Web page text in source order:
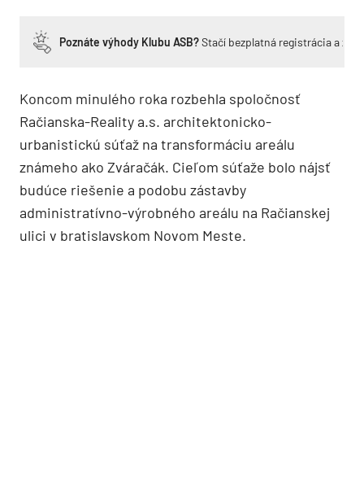
Poznáte výhody Klubu ASB?Stačí bezplatná registrácia a
Koncom minulého roka rozbehla spoločnosť
Račianska-Reality a.s. architektonicko-
urbanistickú súťaž na transformáciu areálu
známeho ako Zváračák. Cieľom súťaže bolo nájsť
budúce riešenie a podobu zástavby
administratívno-výrobného areálu na Račianskej
ulici v bratislavskom Novom Meste.